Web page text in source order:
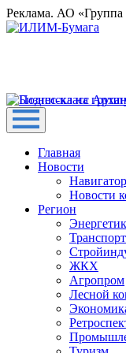
Реклама. АО
Главная
Новости
Навигатор
Новости
Регион
ЖКХ
Агропром
Лесной